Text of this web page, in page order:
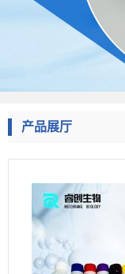
产品展厅